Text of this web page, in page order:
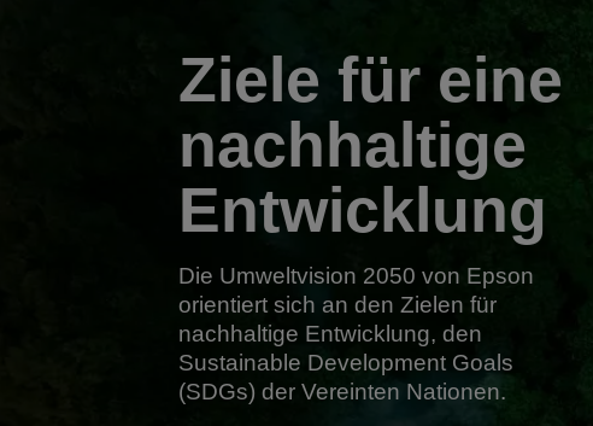
Ziele für eine
nachhaltige
Entwicklung
Die Umweltvision 2050 von Epson
orientiert sich an den Zielen für
nachhaltige Entwicklung, den
Sustainable Development Goals
(SDGs) der Vereinten Nationen.